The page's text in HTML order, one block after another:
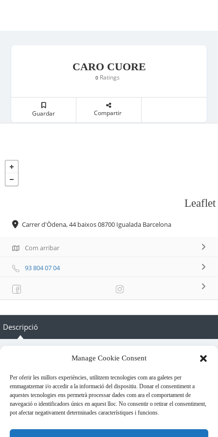
Manage Cookie Consent
Per oferir les millors experiències, utilitzem tecnologies com ara galetes per
emmagatzemar i/o accedir a la informació del dispositiu. Donar el consentiment a
aquestes tecnologies ens permetrà processar dades com ara el comportament de
navegació o identificadors únics en aquest lloc. No consentir o retirar el consentiment,
pot afectar negativament determinades característiques i funcions.
CARO CUORE
0 Ratings
Guardar Compartir
Leaflet
Carrer d'Òdena, 44 baixos 08700 Igualada Barcelona
Com arribar
93 804 07 04
Descripció
Botiga de llenceria, corseteria, bany, mitjes i complements.
Especialitzada en copes de la A fins la G.
Atenció personalitzada.
Horari ivern(dilluns matí tancat) Horari estiu(dilluns matí
tancat)
de dilluns a dissabte de dilluns a dissabte